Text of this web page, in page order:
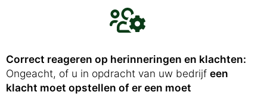
Correct reageren op herinneringen en klachten:
Ongeacht, of u in opdracht van uw bedrijf een
klacht moet opstellen of er een moet